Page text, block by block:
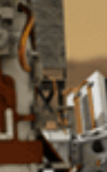
まだ世
シグマ光
「精度
常に「挑